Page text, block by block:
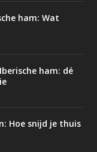
ham: Wat
ham: dé
Hoe snijd je thuis